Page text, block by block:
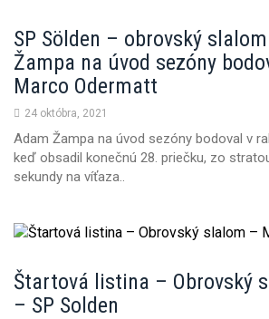
SP Sölden – obrovský
Žampa na úvod sezóny
Marco Odermatt
24 októbra, 2021
Adam Žampa na úvod sezóny bodoval v
keď obsadil konečnú 28. priečku, zo
sekundy na víťaza..
Štartová listina – Obrovský
– SP Solden